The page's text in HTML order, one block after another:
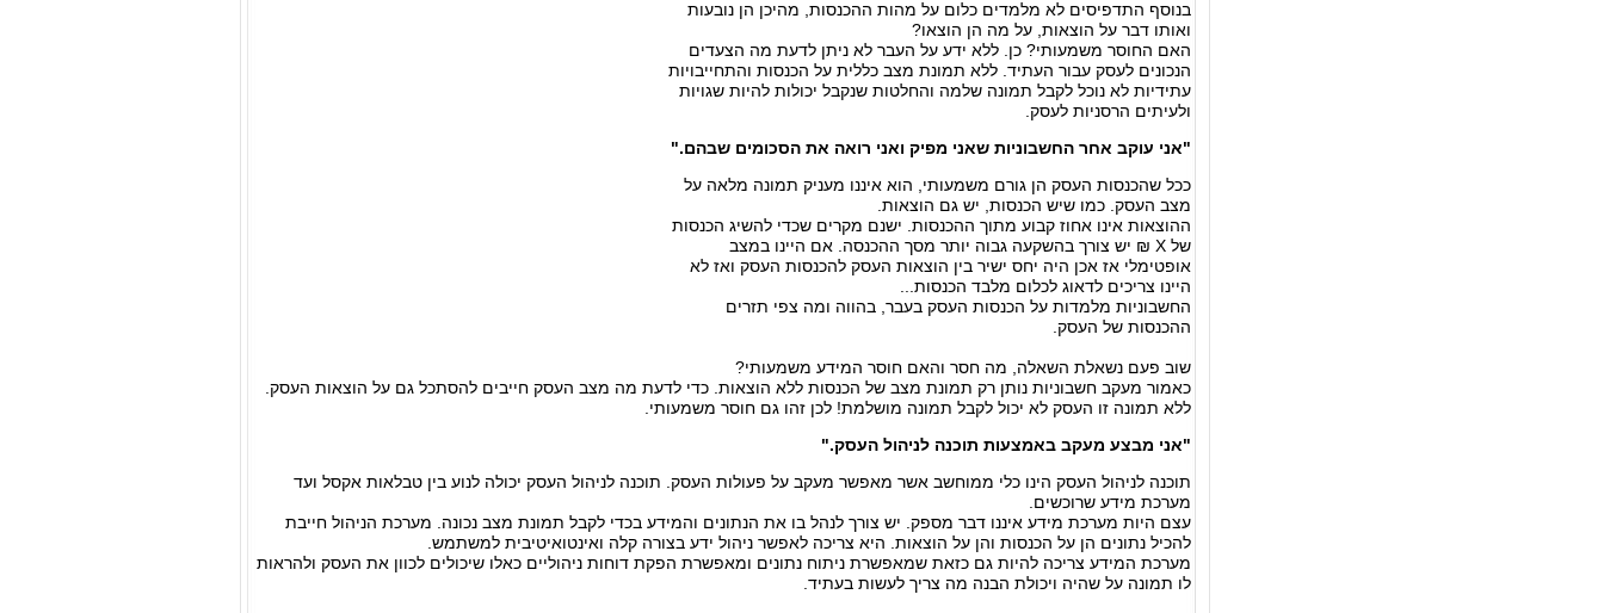
בנוסף התדפיסים לא מלמדים כלום על מהות ההכנסות, מהיכן הן נובעות
ואותו דבר על הוצאות, על מה הן הוצאו?
האם החוסר משמעותי? כן. ללא ידע על העבר לא ניתן לדעת מה הצעדים
הנכונים לעסק עבור העתיד. ללא תמונת מצב כללית על הכנסות והתחייבויות
עתידיות לא נוכל לקבל תמונה שלמה והחלטות שנקבל יכולות להיות שגויות
ולעיתים הרסניות לעסק.
"אני עוקב אחר החשבוניות שאני מפיק ואני רואה את הסכומים שבהם."
ככל שהכנסות העסק הן גורם משמעותי, הוא איננו מעניק תמונה מלאה על
מצב העסק. כמו שיש הכנסות, יש גם הוצאות.
ההוצאות אינו אחוז קבוע מתוך ההכנסות. ישנם מקרים שכדי להשיג הכנסות
של X ₪ יש צורך בהשקעה גבוה יותר מסך ההכנסה. אם היינו במצב
אופטימלי אז אכן היה יחס ישיר בין הוצאות העסק להכנסות העסק ואז לא
היינו צריכים לדאוג לכלום מלבד הכנסות...
החשבוניות מלמדות על הכנסות העסק בעבר, בהווה ומה צפי תזרים
ההכנסות של העסק.
שוב פעם נשאלת השאלה, מה חסר והאם חוסר המידע משמעותי?
כאמור מעקב חשבוניות נותן רק תמונת מצב של הכנסות ללא הוצאות. כדי לדעת מה מצב העסק חייבים להסתכל גם על הוצאות העסק.
ללא תמונה זו העסק לא יכול לקבל תמונה מושלמת! לכן זהו גם חוסר משמעותי.
"אני מבצע מעקב באמצעות תוכנה לניהול העסק."
תוכנה לניהול העסק הינו כלי ממוחשב אשר מאפשר מעקב על פעולות העסק. תוכנה לניהול העסק יכולה לנוע בין טבלאות אקסל ועד
מערכת מידע שרוכשים.
עצם היות מערכת מידע איננו דבר מספק. יש צורך לנהל בו את הנתונים והמידע בכדי לקבל תמונת מצב נכונה. מערכת הניהול חייבת
להכיל נתונים הן על הכנסות והן על הוצאות. היא צריכה לאפשר ניהול ידע בצורה קלה ואינטואיטיבית למשתמש.
מערכת המידע צריכה להיות גם כזאת שמאפשרת ניתוח נתונים ומאפשרת הפקת דוחות ניהוליים כאלו שיכולים לכוון את העסק ולהראות
לו תמונה על שהיה ויכולת הבנה מה צריך לעשות בעתיד.